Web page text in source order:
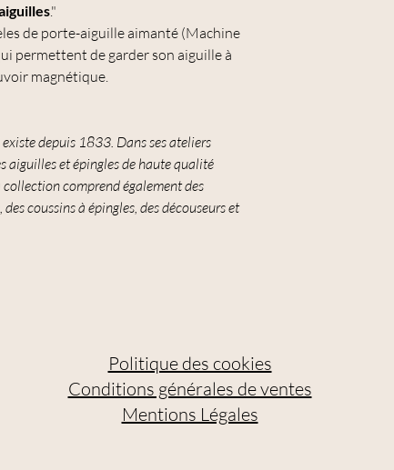
."
de porte-aiguille aimanté (Machine
permettent de garder son aiguille à
magnétique.
depuis 1833. Dans ses ateliers
aiguilles et épingles de haute qualité
comprend également des
coussins à épingles, des découseurs et
Politique des cookies
Conditions générales de ventes
Mentions Légales